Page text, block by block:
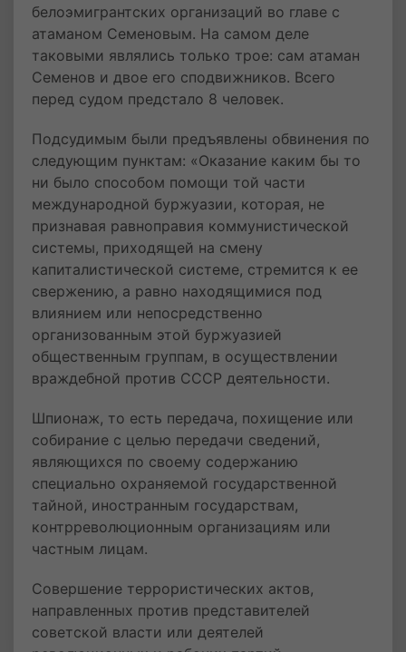
белоэмигрантских организаций во главе с
атаманом Семеновым. На самом деле
таковыми являлись только трое: сам атаман
Семенов и двое его сподвижников. Всего
перед судом предстало 8 человек.
Подсудимым были предъявлены обвинения по
следующим пунктам: «Оказание каким бы то
ни было способом помощи той части
международной буржуазии, которая, не
признавая равноправия коммунистической
системы, приходящей на смену
капиталистической системе, стремится к ее
свержению, а равно находящимися под
влиянием или непосредственно
организованным этой буржуазией
общественным группам, в осуществлении
враждебной против СССР деятельности.
Шпионаж, то есть передача, похищение или
собирание с целью передачи сведений,
являющихся по своему содержанию
специально охраняемой государственной
тайной, иностранным государствам,
контрреволюционным организациям или
частным лицам.
Совершение террористических актов,
направленных против представителей
советской власти или деятелей